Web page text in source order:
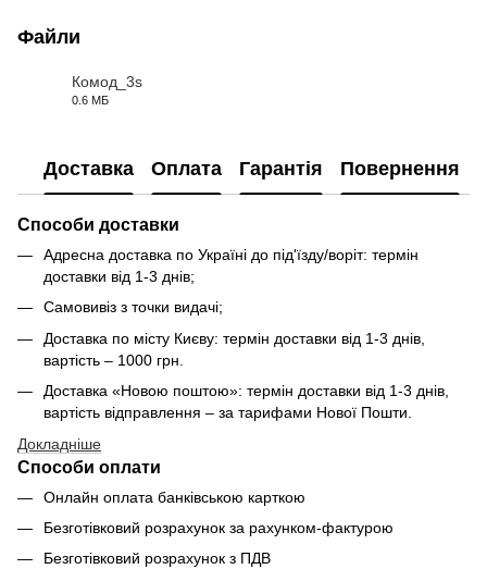
Файли
Комод_3s
0.6 МБ
Доставка Оплата Гарантія Повернення
Способи доставки
Адресна доставка по Україні до під'їзду/воріт: термін
доставки від 1-3 днів;
Самовивіз з точки видачі;
Доставка по місту Києву: термін доставки від 1-3 днів,
вартість – 1000 грн.
Доставка «Новою поштою»: термін доставки від 1-3 днів,
вартість відправлення – за тарифами Нової Пошти.
Докладніше
Способи оплати
Онлайн оплата банківською карткою
Безготівковий розрахунок за рахунком-фактурою
Безготівковий розрахунок з ПДВ